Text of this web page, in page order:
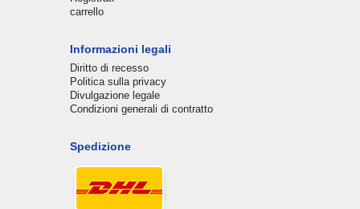
carrello
Informazioni legali
Diritto di recesso
Politica sulla privacy
Divulgazione legale
Condizioni generali di contratto
Spedizione